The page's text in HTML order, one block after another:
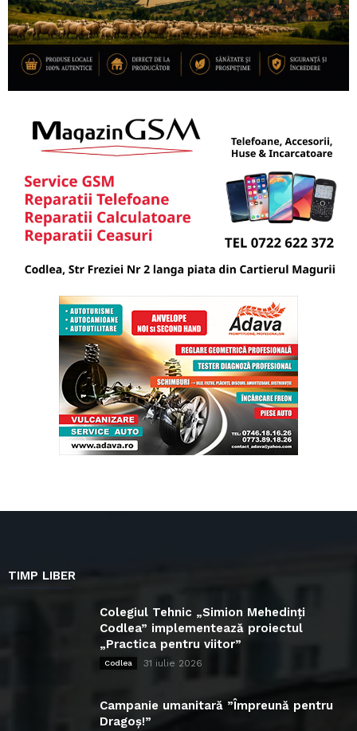
TIMP LIBER
Colegiul Tehnic „Simion Mehedinți
Codlea” implementează proiectul
„Practica pentru viitor”
Codlea 31 iulie 2026
Campanie umanitară ”Împreună pentru
Dragoș!”